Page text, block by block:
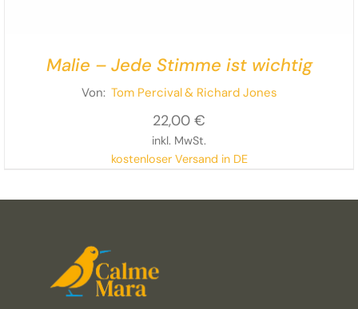
Malie – Jede Stimme ist wichtig
Von: Tom Percival& Richard Jones
22,00 €
inkl. MwSt.
kostenloser Versand in DE